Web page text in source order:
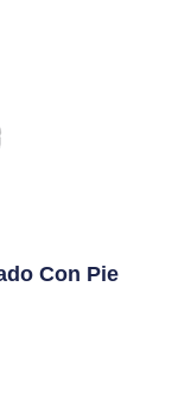
Con Pie